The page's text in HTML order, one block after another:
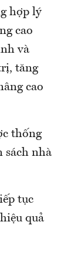
hợp lý
cao
và
tăng
cao
thống
sách nhà
tục
quả